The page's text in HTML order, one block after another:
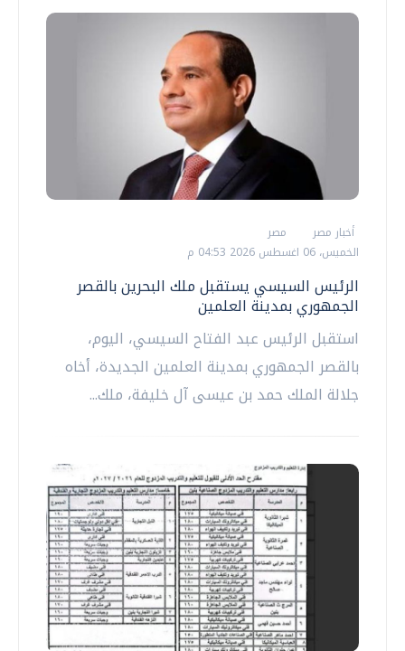
أخبار مصر
مصر
الخميس، 06 اغسطس 2026 04:53 م
الرئيس السيسي يستقبل ملك البحرين بالقصر
الجمهوري بمدينة العلمين
استقبل الرئيس عبد الفتاح السيسي، اليوم،
بالقصر الجمهوري بمدينة العلمين الجديدة، أخاه
جلالة الملك حمد بن عيسى آل خليفة، ملك...